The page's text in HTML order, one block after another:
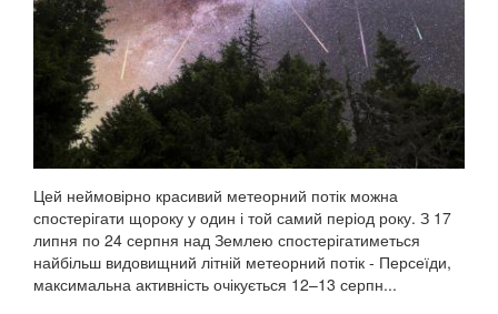
Цей неймовірно красивий метеорний потік можна
спостерігати щороку у один і той самий період року. З 17
липня по 24 серпня над Землею спостерігатиметься
найбільш видовищний літній метеорний потік - Персеїди,
максимальна активність очікується 12–13 серпн...